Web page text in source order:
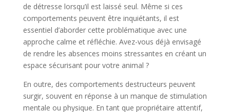
de détresse lorsqu’il est laissé seul. Même si ces
comportements peuvent être inquiétants, il est
essentiel d’aborder cette problématique avec une
approche calme et réfléchie. Avez-vous déjà envisagé
de rendre les absences moins stressantes en créant un
espace sécurisant pour votre animal ?
En outre, des comportements destructeurs peuvent
surgir, souvent en réponse à un manque de stimulation
mentale ou physique. En tant que propriétaire attentif,